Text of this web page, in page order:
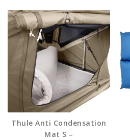
Thule Anti Condensation
Mat S –